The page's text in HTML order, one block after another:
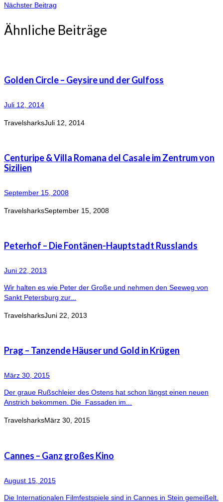
Nächster Beitrag
Ähnliche Beiträge
Golden Circle – Geysire und der Gulfoss
Juli 12, 2014
TravelsharksJuli 12, 2014
Centuripe & Villa Romana del Casale im Zentrum von
Sizilien
September 15, 2008
TravelsharksSeptember 15, 2008
Peterhof – Die Fontänen-Hauptstadt Russlands
Juni 22, 2013
Wir halten es wie Peter der Große und nehmen den Seeweg von
Sankt Petersburg zur...
TravelsharksJuni 22, 2013
Prag – Tanzende Häuser und Gold in Krügen
März 30, 2015
Der graue Rußschleier des Ostens hat schon längst einen neuen
Anstrich bekommen. Die Fassaden im...
TravelsharksMärz 30, 2015
Cannes – Ganz großes Kino
August 15, 2015
Die Internationalen Filmfestspiele sind in Cannes in Stein gemeißelt.